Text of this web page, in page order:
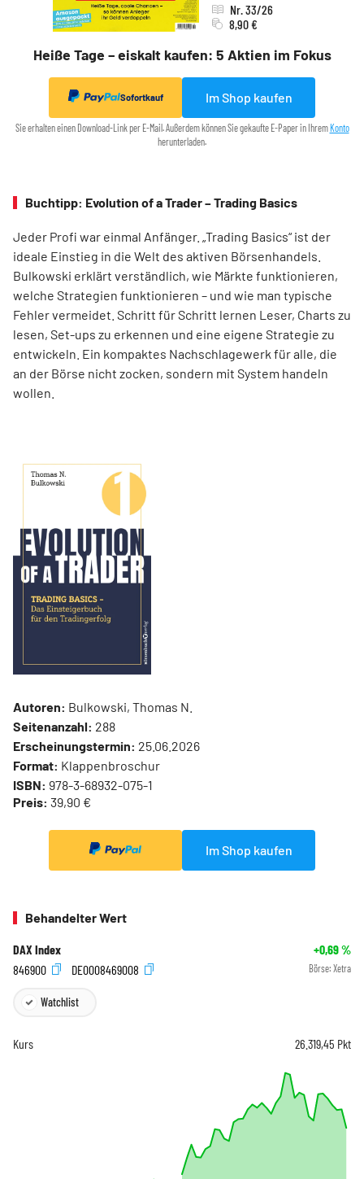
Heiße Tage – eiskalt kaufen: 5 Aktien im Fokus
Nr. 33/26
8,90 €
Sofortkauf Im Shop kaufen
Sie erhalten einen Download-Link per E-Mail. Außerdem können Sie gekaufte E-Paper in Ihrem Konto
herunterladen.
Buchtipp: Evolution of a Trader – Trading Basics
Jeder Profi war einmal Anfänger. „Trading Basics“ ist der
ideale Einstieg in die Welt des aktiven Börsenhandels.
Bulkowski erklärt verständlich, wie Märkte funktionieren,
welche Strategien funktionieren – und wie man typische
Fehler vermeidet. Schritt für Schritt lernen Leser, Charts zu
lesen, Set-ups zu erkennen und eine eigene Strategie zu
entwickeln. Ein kompaktes Nachschlagewerk für alle, die
an der Börse nicht zocken, sondern mit System handeln
wollen.
Autoren: Bulkowski, Thomas N.
Seitenanzahl: 288
Erscheinungstermin: 25.06.2026
Format: Klappenbroschur
ISBN: 978-3-68932-075-1
Preis: 39,90 €
Im Shop kaufen
Behandelter Wert
DAX Index +0,69%
846900
DE0008469008 Börse: Xetra
Watchlist
Kurs 26.319,45 Pkt